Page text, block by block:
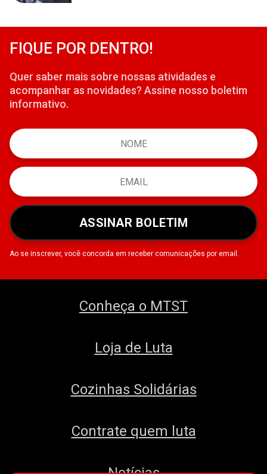
FIQUE POR DENTRO!
Quer saber mais sobre nossas atividades e
acompanhar as novidades? Assine nosso boletim
informativo.
ASSINAR BOLETIM
Ao se inscrever, você concorda em receber comunicações por email.
Conheça o MTST
Loja de Luta
Cozinhas Solidárias
Contrate quem luta